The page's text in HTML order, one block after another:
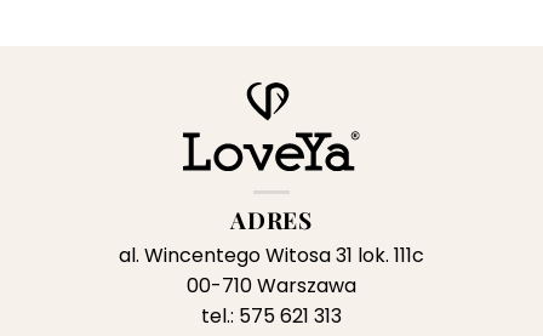
ADRES
al. Wincentego Witosa 31 lok. 111c
00-710 Warszawa
tel.: 575 621 313